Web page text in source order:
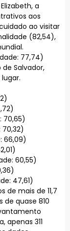
a
aos
ao visitar
(82,54),
77,74)
Salvador,
70,65)
66,09)
60,55)
47,61)
mais de 11,7
quase 810
apenas 311